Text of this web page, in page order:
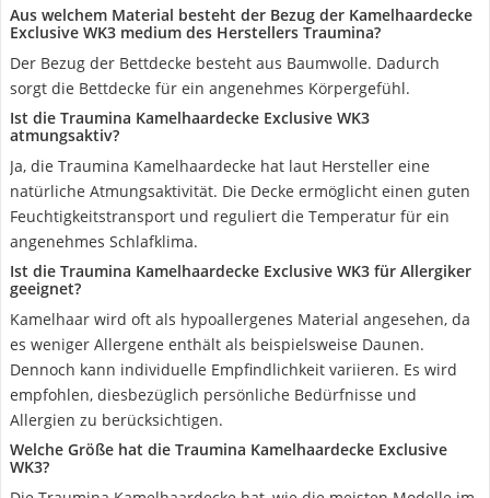
Aus welchem Material besteht der Bezug der Kamelhaardecke
Exclusive WK3 medium des Herstellers Traumina?
Der Bezug der Bettdecke besteht aus Baumwolle. Dadurch
sorgt die Bettdecke für ein angenehmes Körpergefühl.
Ist die Traumina Kamelhaardecke Exclusive WK3
atmungsaktiv?
Ja, die Traumina Kamelhaardecke hat laut Hersteller eine
natürliche Atmungsaktivität. Die Decke ermöglicht einen guten
Feuchtigkeitstransport und reguliert die Temperatur für ein
angenehmes Schlafklima.
Ist die Traumina Kamelhaardecke Exclusive WK3 für Allergiker
geeignet?
Kamelhaar wird oft als hypoallergenes Material angesehen, da
es weniger Allergene enthält als beispielsweise Daunen.
Dennoch kann individuelle Empfindlichkeit variieren. Es wird
empfohlen, diesbezüglich persönliche Bedürfnisse und
Allergien zu berücksichtigen.
Welche Größe hat die Traumina Kamelhaardecke Exclusive
WK3?